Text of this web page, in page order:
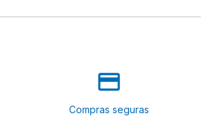
Compras seguras